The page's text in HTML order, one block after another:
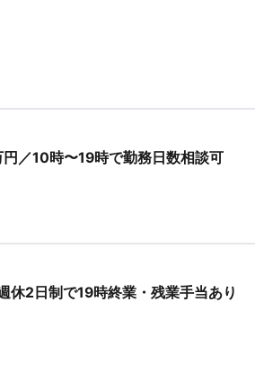
／10時〜19時で勤務日数相談可
休2日制で19時終業・残業手当あり